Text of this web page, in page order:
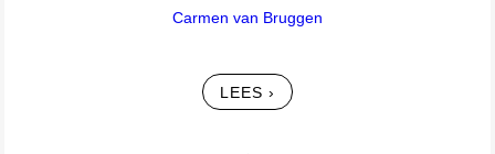
Carmen van Bruggen
LEES ›